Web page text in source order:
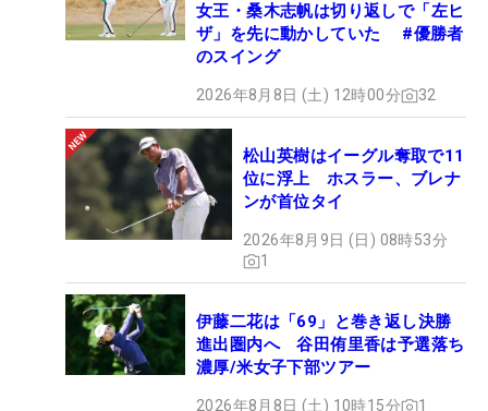
女王・桑木志帆は切り返しで「左ヒ
ザ」を先に動かしていた #優勝者
のスイング
2026年8月8日 (土) 12時00分 32
松山英樹はイーグル奪取で11
位に浮上 ホスラー、ブレナ
ンが首位タイ
2026年8月9日 (日) 08時53分
1
伊藤二花は「69」と巻き返し決勝
進出圏内へ 谷田侑里香は予選落ち
濃厚/米女子下部ツアー
2026年8月8日 (土) 10時15分 1